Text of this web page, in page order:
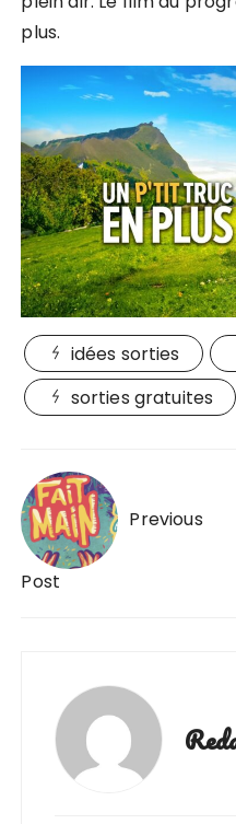
plus.
idées sorties
sorties gratuites
Navigation
de
l’article Previous
Post